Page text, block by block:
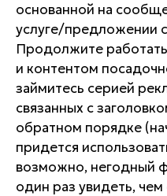
основанной на
услуге/предложении
Продолжите
и контентом
займитесь серией
связанных с
обратном порядке
придется
возможно, негодный
один раз увидеть,